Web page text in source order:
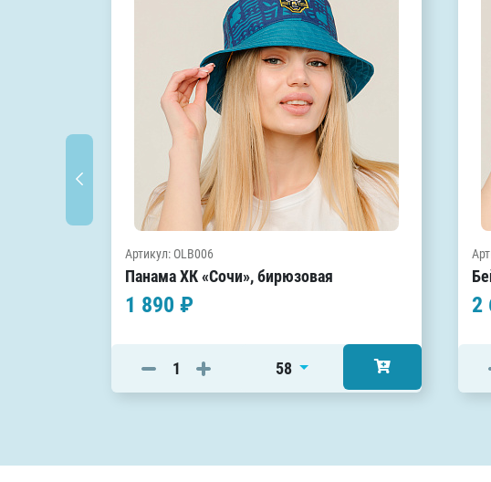
Артикул: OLB006
Панама ХК «Сочи», бирюзовая
1 890 ₽
58
2